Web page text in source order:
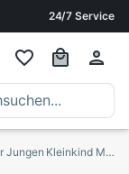
24/7 Service
Unten Jacken Mädchen freundlicher Jungen Kleinkind Mantel freundlicher Frühling Oberbekleidung Mäntel lässig Baby Kleidung Herbst Winter Parkas für 2- 8 jahre